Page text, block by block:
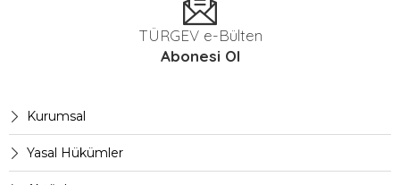
TÜRGEV e-Bülten
Abonesi Ol
Kurumsal
Yasal Hükümler